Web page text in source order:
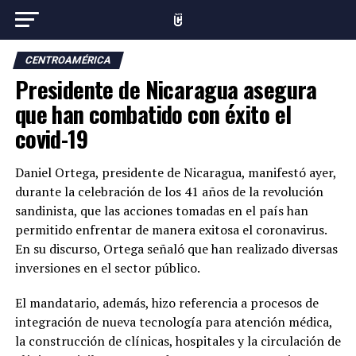
CENTROAMÉRICA
Presidente de Nicaragua asegura
que han combatido con éxito el
covid-19
Daniel Ortega, presidente de Nicaragua, manifestó ayer,
durante la celebración de los 41 años de la revolución
sandinista, que las acciones tomadas en el país han
permitido enfrentar de manera exitosa el coronavirus.
En su discurso, Ortega señaló que han realizado diversas
inversiones en el sector público.
El mandatario, además, hizo referencia a procesos de
integración de nueva tecnología para atención médica,
la construcción de clínicas, hospitales y la circulación de